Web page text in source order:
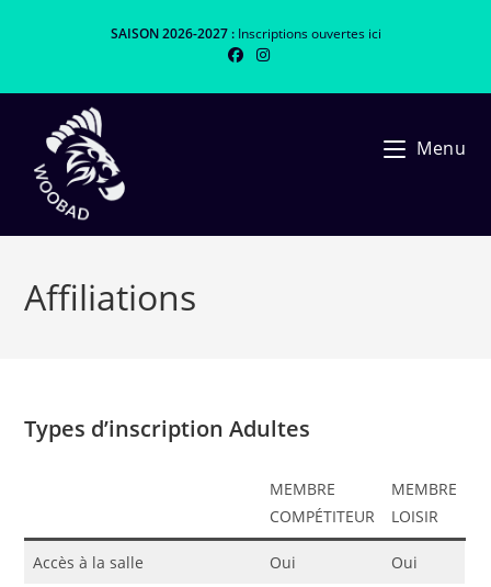
SAISON 2026-2027 :Inscriptions ouvertes ici
Menu
Affiliations
Types d’inscription Adultes
MEMBRE
COMPÉTITEUR
MEMBRE
LOISIR
Accès à la salle Oui Oui